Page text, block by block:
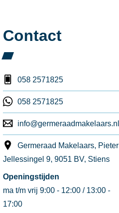
Contact
058 2571825
058 2571825
info@germeraadmakelaars.nl
Germeraad Makelaars, Pieter
Jellessingel 9, 9051 BV, Stiens
Openingstijden
ma t/m vrij 9:00 - 12:00 / 13:00 -
17:00